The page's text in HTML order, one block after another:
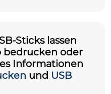
Sticks lassen
bedrucken oder
Informationen
und USB